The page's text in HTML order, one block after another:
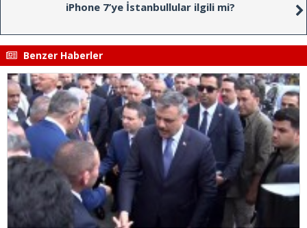
iPhone 7’ye İstanbullular ilgili mi?
Benzer Haberler